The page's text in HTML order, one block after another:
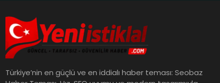
Türkiye’nin en güçlü ve en iddialı haber teması: Seobaz